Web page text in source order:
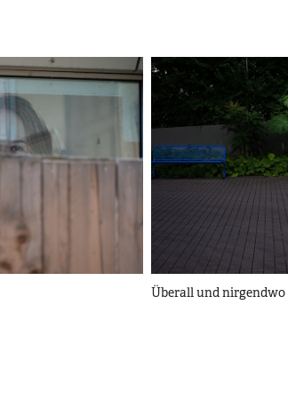
Überall und nirgendwo